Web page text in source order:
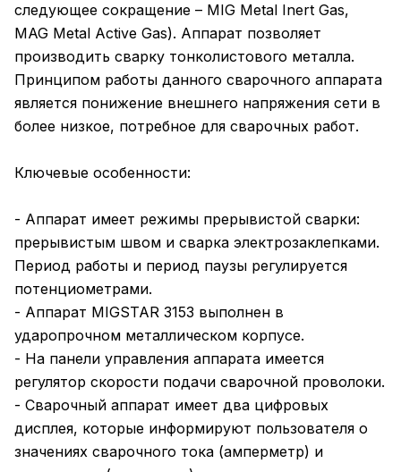
следующее сокращение – MIG Metal Inert Gas,
MAG Metal Active Gas). Аппарат позволяет
производить сварку тонколистового металла.
Принципом работы данного сварочного аппарата
является понижение внешнего напряжения сети в
более низкое, потребное для сварочных работ.
Ключевые особенности:
- Аппарат имеет режимы прерывистой сварки:
прерывистым швом и сварка электрозаклепками.
Период работы и период паузы регулируется
потенциометрами.
- Аппарат MIGSTAR 3153 выполнен в
ударопрочном металлическом корпусе.
- На панели управления аппарата имеется
регулятор скорости подачи сварочной проволоки.
- Сварочный аппарат имеет два цифровых
дисплея, которые информируют пользователя о
значениях сварочного тока (амперметр) и